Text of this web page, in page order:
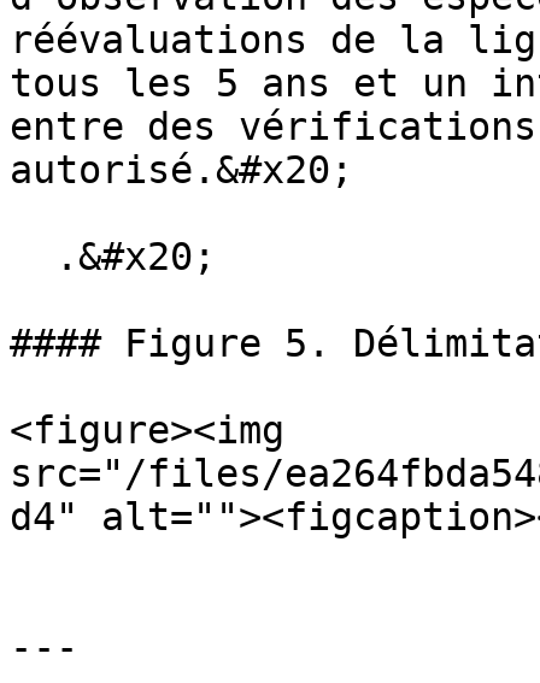
réévaluations de la
tous les 5 ans et un
entre des vérifications
autorisé.&#x20;
#### Figure 5.
<figure><img
src="/files/
d4"
---